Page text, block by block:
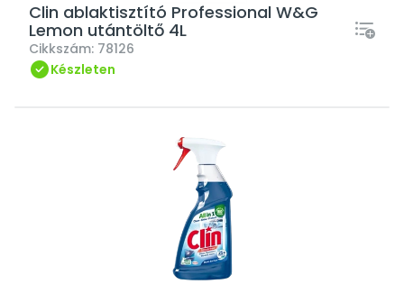
Clin ablaktisztító Professional W&G
Lemon utántöltő 4L
Cikkszám: 78126
Készleten